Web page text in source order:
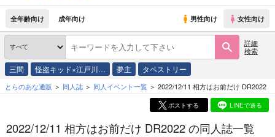
全年齢向け 成年向け 男性向け 女性向け
詳細
検索
三間 怪盗キッド×江戸川… 夢主 タペストリー
とらのあな通販 同人誌 同人イベント一覧 2022/12/11 相方はお前だけ DR2022
ポストする LINEで送る
2022/12/11 相方はお前だけ DR2022 の同人誌一覧